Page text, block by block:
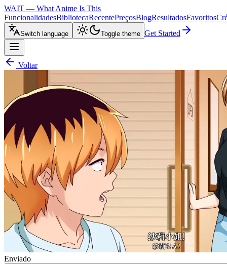
WAIT — What Anime Is This
FuncionalidadesBibliotecaRecentePreçosBlogResultadosFavoritos
Switch language Toggle theme Get Started
Voltar
Enviado